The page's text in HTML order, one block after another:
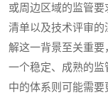
或周边区域的监管
清单以及技术评审的
解这一背景至关重要
一个稳定、成熟的
中的体系则可能需要